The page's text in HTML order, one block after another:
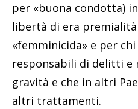
per «buona condotta)
libertà di era
«femminicida» e per
responsabili di delitti e
gravità e che in altri
altri trattamenti.